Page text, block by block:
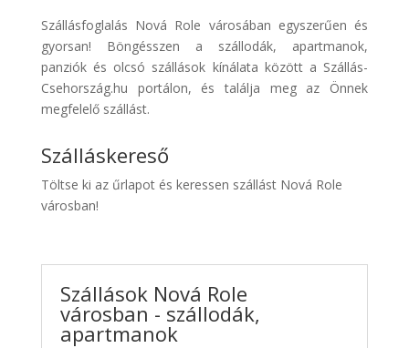
Discover
Cars
Transzfer
Kiwi
Taxi
Szállásfoglalás Nová Role városában egyszerűen és
gyorsan! Böngésszen a szállodák, apartmanok,
panziók és olcsó szállások kínálata között a Szállás-
Csehország.hu portálon, és találja meg az Önnek
megfelelő szállást.
Szálláskereső
Töltse ki az űrlapot és keressen szállást Nová Role
városban!
Szállások Nová Role
városban - szállodák,
apartmanok